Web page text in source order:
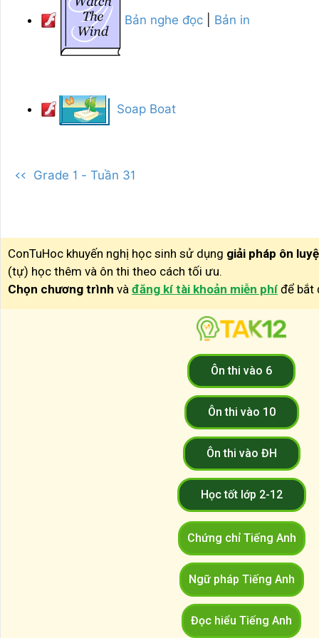
Bản nghe đọc Bản in
Soap Boat
<< Grade 1 - Tuần 31
ConTuHoc khuyến nghị học sinh sử dụng giải pháp ôn
(tự) học thêm và ôn thi theo cách tối ưu.
Chọn chương trình và đăng kí tài khoản miễn phí để bắt
Ôn thi vào 6
Ôn thi vào 10
Ôn thi vào ĐH
Học tốt lớp 2-12
Chứng chỉ Tiếng Anh
Ngữ pháp Tiếng Anh
Đọc hiểu Tiếng Anh